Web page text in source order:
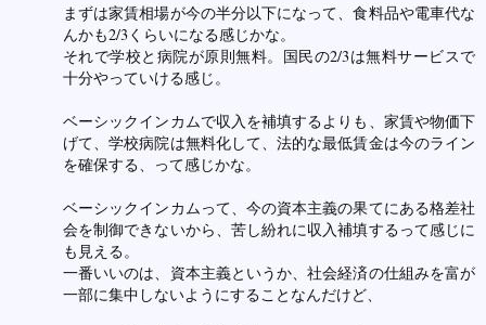
まずは家賃相場が今の半分以下になって、食料品や電車代な
んかも2/3くらいになる感じかな。
それで学校と病院が原則無料。国民の2/3は無料サービスで
十分やっていける感じ。
ベーシックインカムで収入を補填するよりも、家賃や物価下
げて、学校病院は無料化して、法的な最低賃金は今のライン
を確保する、って感じかな。
ベーシックインカムって、今の資本主義の果てにある格差社
会を制御できないから、苦し紛れに収入補填するって感じに
も見える。
一番いいのは、資本主義というか、社会経済の仕組みを富が
一部に集中しないようにすることなんだけど、